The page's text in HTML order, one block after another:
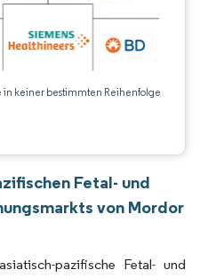
in keiner bestimmten Reihenfolge
Fetal- und
von Mordor
pazifische Fetal- und